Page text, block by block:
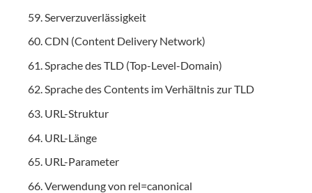
Serverzuverlässigkeit
CDN (Content Delivery Network)
Sprache des TLD (Top-Level-Domain)
Sprache des Contents im Verhältnis zur TLD
URL-Struktur
URL-Länge
URL-Parameter
Verwendung von rel=canonical